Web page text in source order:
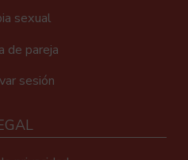
sexual
de pareja
sesión